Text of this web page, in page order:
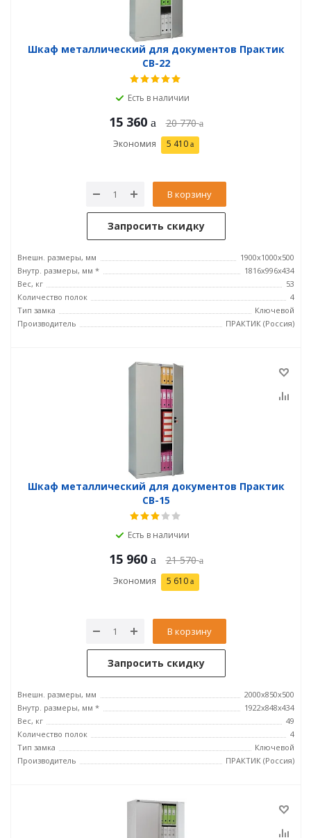
Шкаф металлический для документов Практик
СВ-22
Есть в наличии
15 360 20 770
Экономия 5 410
В корзину
Запросить скидку
Внешн. размеры, мм
1900x1000x500
Внутр. размеры, мм *
1816x996x434
Вес, кг
53
Количество полок
4
Тип замка
Ключевой
Производитель
ПРАКТИК (Россия)
Шкаф металлический для документов Практик
СВ-15
Есть в наличии
15 960 21 570
Экономия 5 610
В корзину
Запросить скидку
Внешн. размеры, мм
2000x850x500
Внутр. размеры, мм *
1922x848x434
Вес, кг
49
Количество полок
4
Тип замка
Ключевой
Производитель
ПРАКТИК (Россия)